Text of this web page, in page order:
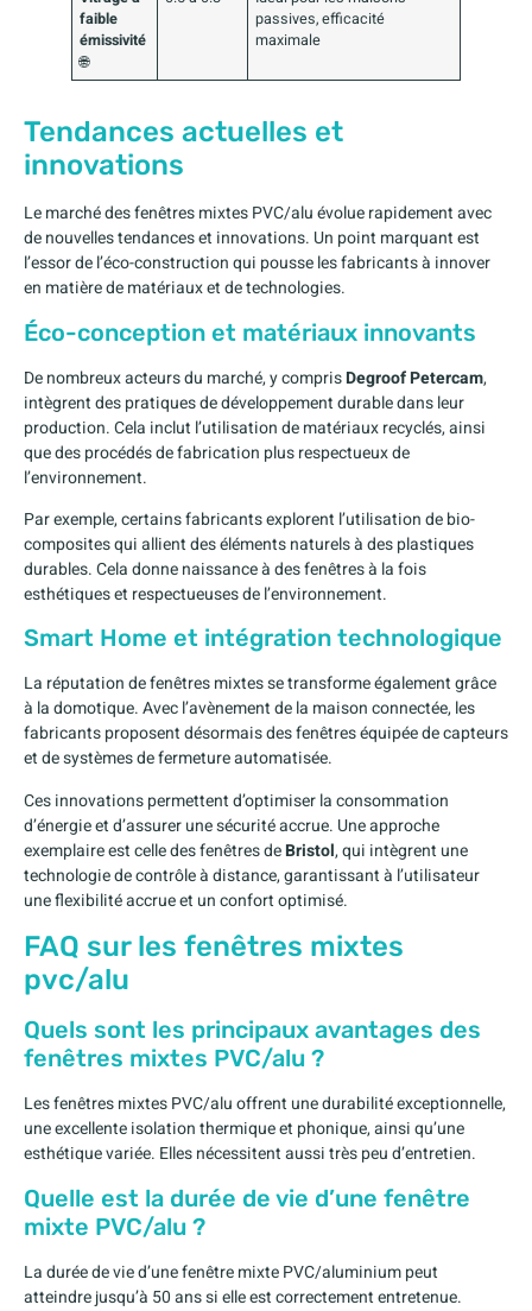
faible
émissivité
🌐
passives, efficacité
maximale
Tendances actuelles et
innovations
Le marché des fenêtres mixtes PVC/alu évolue rapidement avec
de nouvelles tendances et innovations. Un point marquant est
l’essor de l’éco-construction qui pousse les fabricants à innover
en matière de matériaux et de technologies.
Éco-conception et matériaux innovants
De nombreux acteurs du marché, y comprisDegroof Petercam,
intègrent des pratiques de développement durable dans leur
production. Cela inclut l’utilisation de matériaux recyclés, ainsi
que des procédés de fabrication plus respectueux de
l’environnement.
Par exemple, certains fabricants explorent l’utilisation de bio-
composites qui allient des éléments naturels à des plastiques
durables. Cela donne naissance à des fenêtres à la fois
esthétiques et respectueuses de l’environnement.
Smart Home et intégration technologique
La réputation de fenêtres mixtes se transforme également grâce
à la domotique. Avec l’avènement de la maison connectée, les
fabricants proposent désormais des fenêtres équipée de capteurs
et de systèmes de fermeture automatisée.
Ces innovations permettent d’optimiser la consommation
d’énergie et d’assurer une sécurité accrue. Une approche
exemplaire est celle des fenêtres deBristol, qui intègrent une
technologie de contrôle à distance, garantissant à l’utilisateur
une flexibilité accrue et un confort optimisé.
FAQ sur les fenêtres mixtes
pvc/alu
Quels sont les principaux avantages des
fenêtres mixtes PVC/alu ?
Les fenêtres mixtes PVC/alu offrent une durabilité exceptionnelle,
une excellente isolation thermique et phonique, ainsi qu’une
esthétique variée. Elles nécessitent aussi très peu d’entretien.
Quelle est la durée de vie d’une fenêtre
mixte PVC/alu ?
La durée de vie d’une fenêtre mixte PVC/aluminium peut
atteindre jusqu’à 50 ans si elle est correctement entretenue.